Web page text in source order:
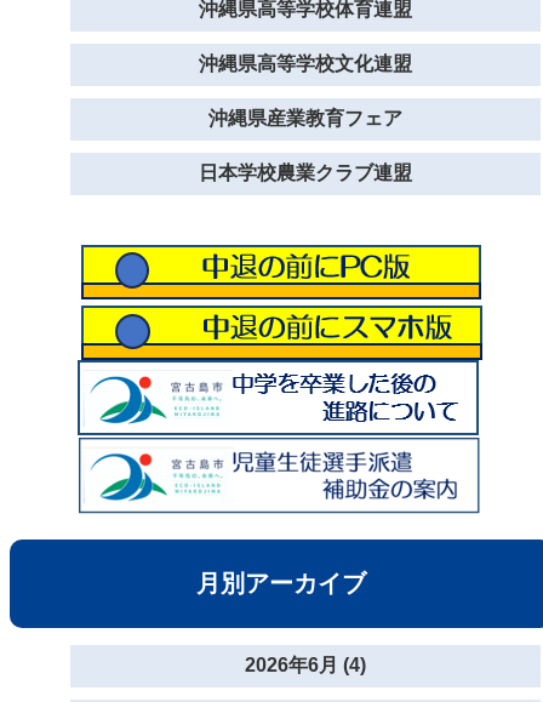
沖縄県高等学校体育連盟
沖縄県高等学校文化連盟
沖縄県産業教育フェア
日本学校農業クラブ連盟
月別アーカイブ
2026年6月 (4)